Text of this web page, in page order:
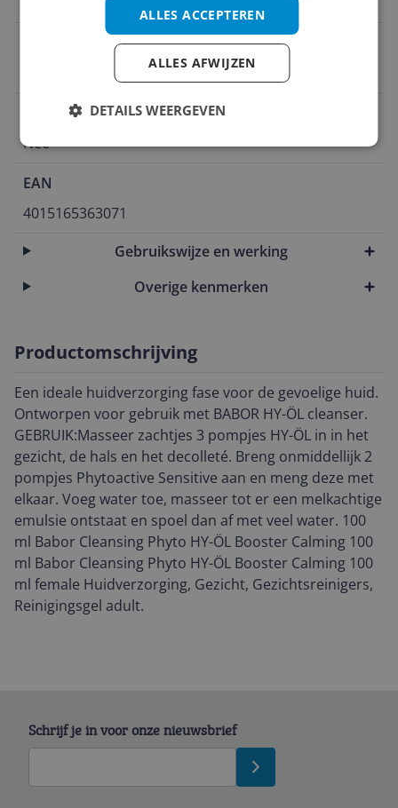
Dermatologisch getest
Alcoholvrij
Nee
EAN
4015165363071
Gebruikswijze en werking
Overige kenmerken
Productomschrijving
Een ideale huidverzorging fase voor de gevoelige huid.
Ontworpen voor gebruik met BABOR HY-ÖL cleanser.
GEBRUIK:Masseer zachtjes 3 pompjes HY-ÖL in in het
gezicht, de hals en het decolleté. Breng onmiddellijk 2
pompjes Phytoactive Sensitive aan en meng deze met
elkaar. Voeg water toe, masseer tot er een melkachtige
emulsie ontstaat en spoel dan af met veel water. 100
ml Babor Cleansing Phyto HY-ÖL Booster Calming 100
ml Babor Cleansing Phyto HY-ÖL Booster Calming 100
ml female Huidverzorging, Gezicht, Gezichtsreinigers,
Reinigingsgel adult.
Schrijf je in voor onze nieuwsbrief
ALLES ACCEPTEREN
ALLES AFWIJZEN
DETAILS WEERGEVEN